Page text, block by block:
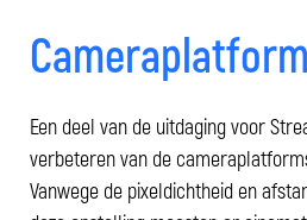
Cameraplatform
Een deel van de uitdaging voor
verbeteren van de
Vanwege de pixeldichtheid en